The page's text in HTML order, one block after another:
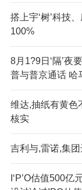
搭上宇‘树’科技
100%
8月1?9日‘隔’夜
普与普京通话 哈
维达,抽纸有黄色
核实
吉利与,雷诺,集
I‘P’O估值500